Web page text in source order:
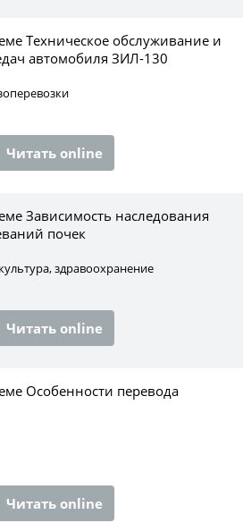
Техническое обслуживание и
автомобиля ЗИЛ-130
Читать online
Зависимость наследования
почек
здравоохранение
Читать online
Особенности перевода
Читать online